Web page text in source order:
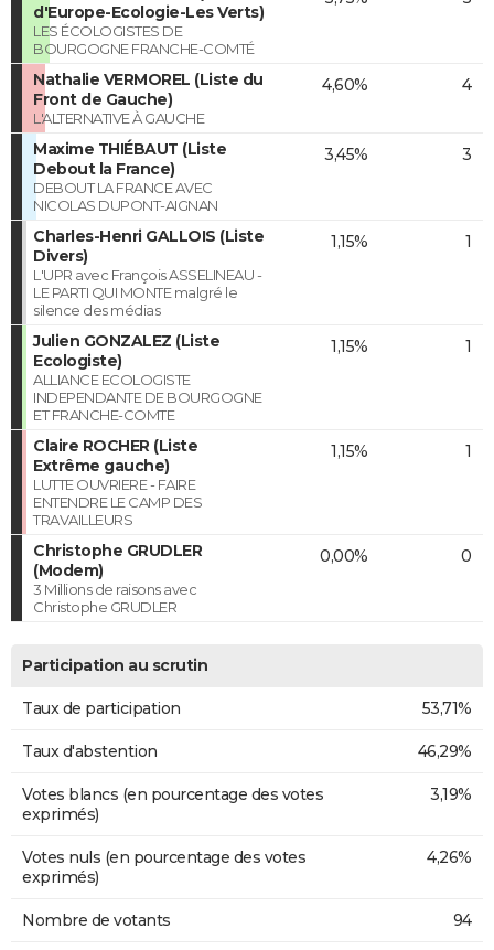
d'Europe-Ecologie-Les Verts)
LES ÉCOLOGISTES DE
BOURGOGNE FRANCHE-COMTÉ
Nathalie VERMOREL (Liste du
Front de Gauche)
L'ALTERNATIVE À GAUCHE
4,60% 4
Maxime THIÉBAUT (Liste
Debout la France)
DEBOUT LA FRANCE AVEC
NICOLAS DUPONT-AIGNAN
3,45% 3
Charles-Henri GALLOIS (Liste
Divers)
L'UPR avec François ASSELINEAU -
LE PARTI QUI MONTE malgré le
silence des médias
1,15% 1
Julien GONZALEZ (Liste
Ecologiste)
ALLIANCE ECOLOGISTE
INDEPENDANTE DE BOURGOGNE
ET FRANCHE-COMTE
1,15% 1
Claire ROCHER (Liste
Extrême gauche)
LUTTE OUVRIERE - FAIRE
ENTENDRE LE CAMP DES
TRAVAILLEURS
1,15% 1
Christophe GRUDLER
(Modem)
3 Millions de raisons avec
Christophe GRUDLER
0,00% 0
Participation au scrutin
Taux de participation 53,71%
Taux d'abstention 46,29%
Votes blancs (en pourcentage des votes
exprimés)
3,19%
Votes nuls (en pourcentage des votes
exprimés)
4,26%
Nombre de votants 94